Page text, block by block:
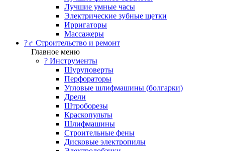
Лучшие умные часы
Электрические зубные щетки
Ирригаторы
Массажеры
?‍♂️ Строительство и ремонт
Главное меню
?️ Инструменты
Шуруповерты
Перфораторы
Угловые шлифмашины (болгарки)
Дрели
Штроборезы
Краскопульты
Шлифмашины
Строительные фены
Дисковые электропилы